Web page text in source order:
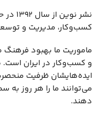
نشر
کسب‌وکار، مدیریت و
ماموریت ما بهبود
و کسب‌وکار در ایران است.
ایده‌هایشان ظرفیت
می‌توانند ما را هر روز
دهند.